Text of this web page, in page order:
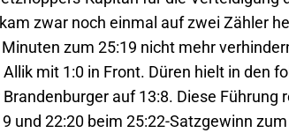
zwar noch einmal auf zwei Zähler
zum 25:19 nicht mehr
mit 1:0 in Front. Düren hielt in den
auf 13:8. Diese Führung
und 22:20 beim 25:22-Satzgewinn